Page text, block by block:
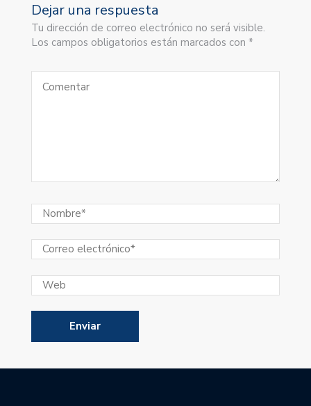
Dejar una respuesta
Tu dirección de correo electrónico no será visible.
Los campos obligatorios están marcados con *